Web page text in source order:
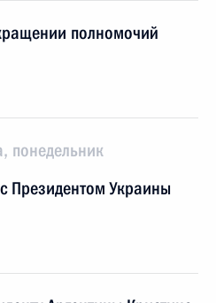
полномочий
понедельник
Президентом Украины